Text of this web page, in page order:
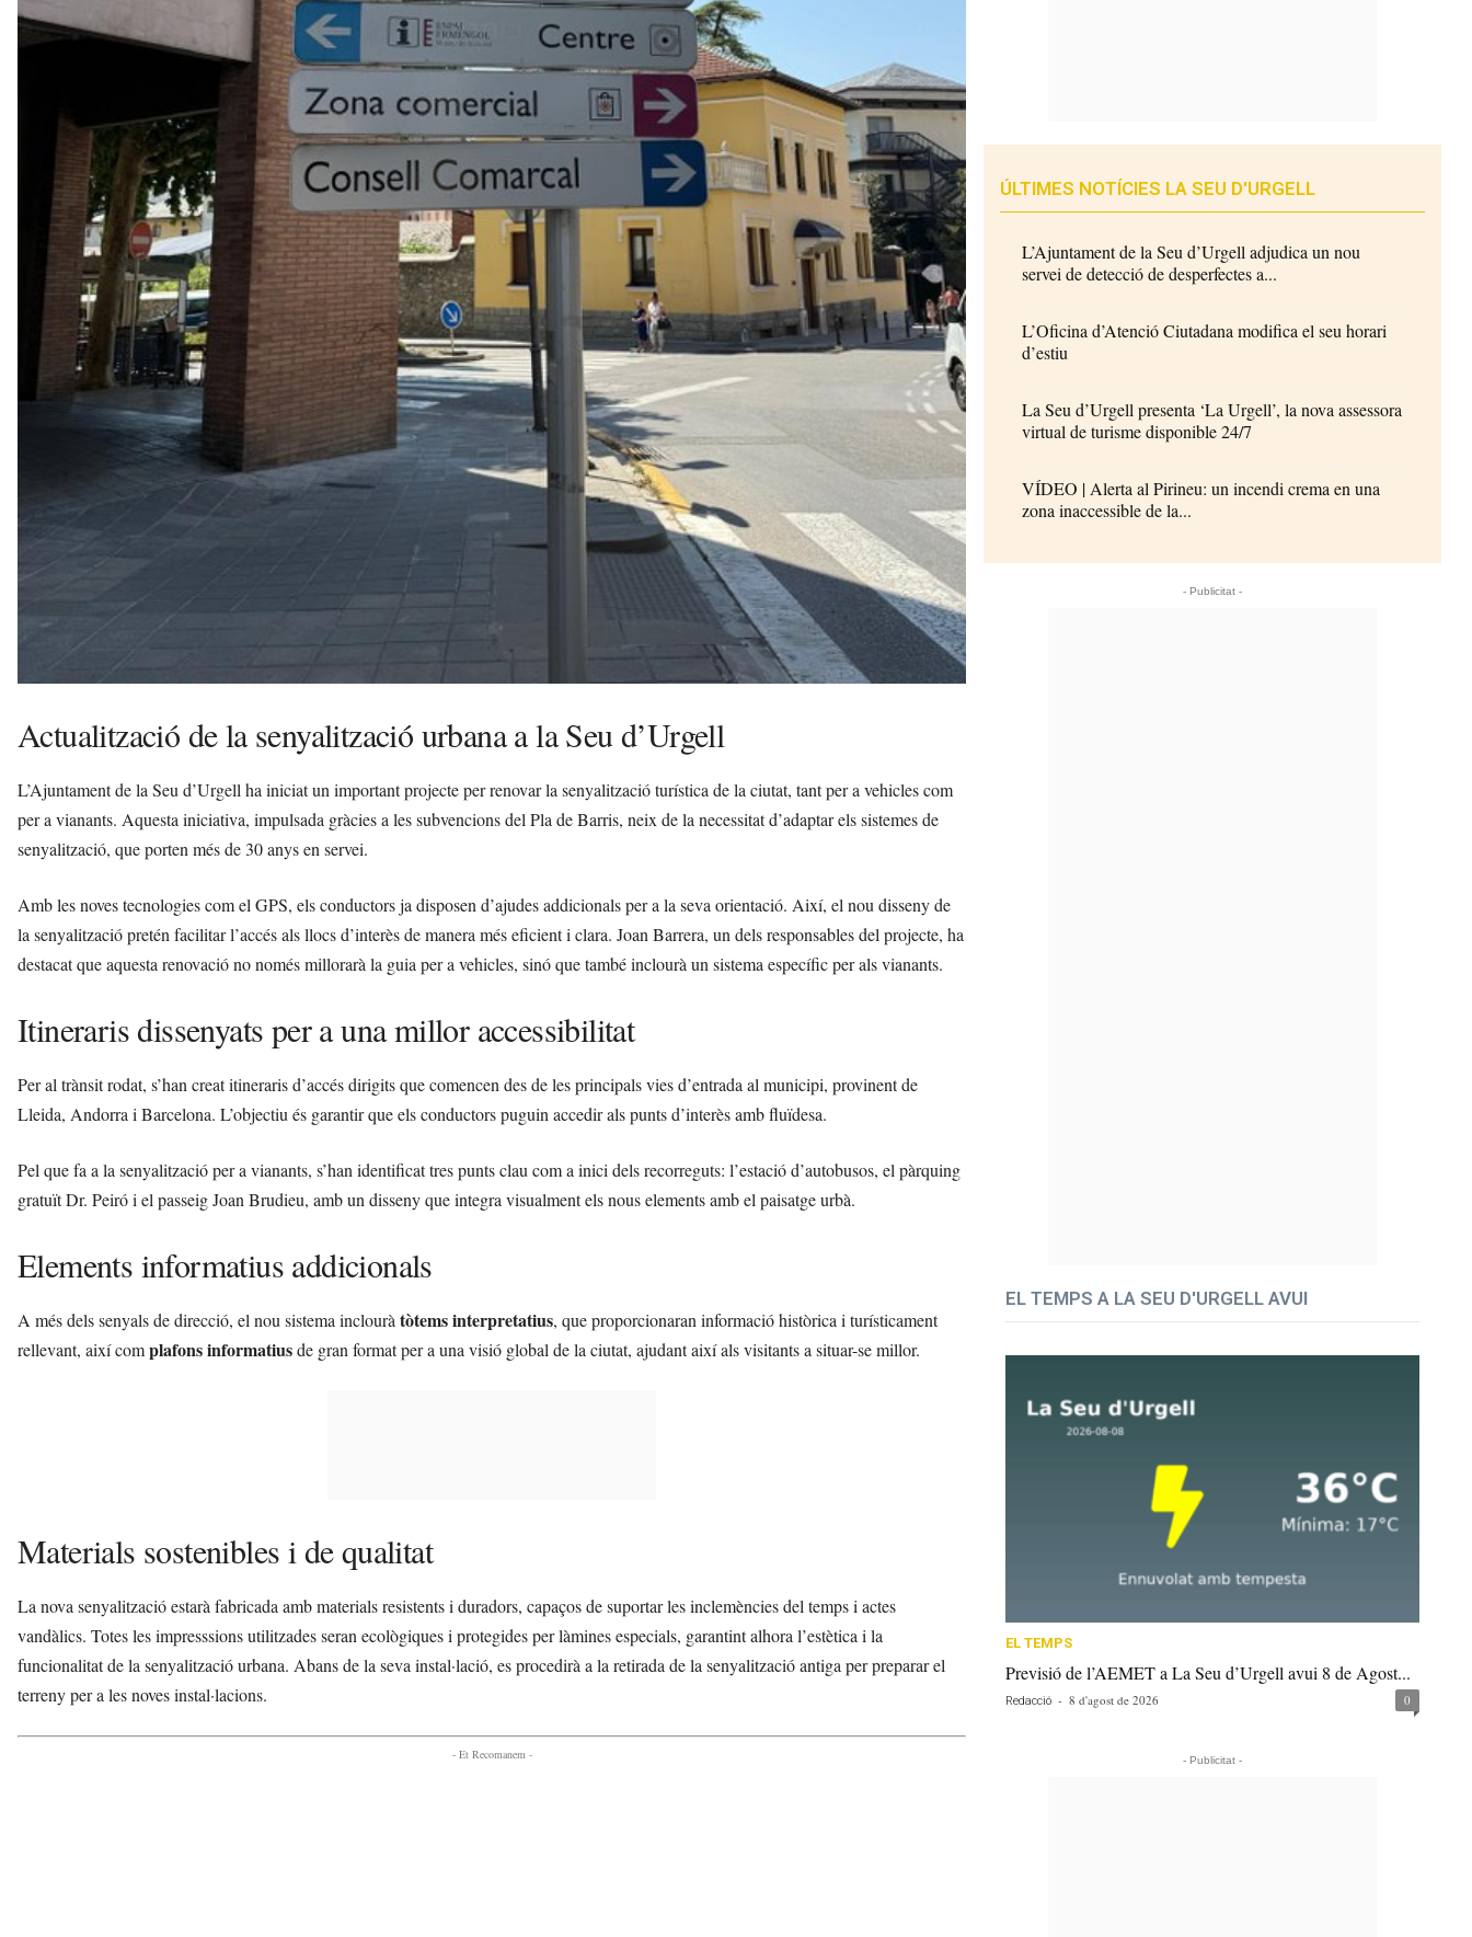
Actualització de la senyalització urbana a la Seu d’Urgell
L’Ajuntament de la Seu d’Urgell ha iniciat un important projecte per renovar la senyalització turística de la ciutat, tant per a vehicles com
per a vianants. Aquesta iniciativa, impulsada gràcies a les subvencions del Pla de Barris, neix de la necessitat d’adaptar els sistemes de
senyalització, que porten més de 30 anys en servei.
Amb les noves tecnologies com el GPS, els conductors ja disposen d’ajudes addicionals per a la seva orientació. Així, el nou disseny de
la senyalització pretén facilitar l’accés als llocs d’interès de manera més eficient i clara. Joan Barrera, un dels responsables del projecte, ha
destacat que aquesta renovació no només millorarà la guia per a vehicles, sinó que també inclourà un sistema específic per als vianants.
Itineraris dissenyats per a una millor accessibilitat
Per al trànsit rodat, s’han creat itineraris d’accés dirigits que comencen des de les principals vies d’entrada al municipi, provinent de
Lleida, Andorra i Barcelona. L’objectiu és garantir que els conductors puguin accedir als punts d’interès amb fluïdesa.
Pel que fa a la senyalització per a vianants, s’han identificat tres punts clau com a inici dels recorreguts: l’estació d’autobusos, el pàrquing
gratuït Dr. Peiró i el passeig Joan Brudieu, amb un disseny que integra visualment els nous elements amb el paisatge urbà.
Elements informatius addicionals
A més dels senyals de direcció, el nou sistema inclourà tòtems interpretatius, que proporcionaran informació històrica i turísticament
rellevant, així complafons informatiusde gran format per a una visió global de la ciutat, ajudant així als visitants a situar-se millor.
Materials sostenibles i de qualitat
La nova senyalització estarà fabricada amb materials resistents i duradors, capaços de suportar les inclemències del temps i actes
vandàlics. Totes les impresssions utilitzades seran ecològiques i protegides per làmines especials, garantint alhora l’estètica i la
funcionalitat de la senyalització urbana. Abans de la seva instal·lació, es procedirà a la retirada de la senyalització antiga per preparar el
terreny per a les noves instal·lacions.
- Et Recomanem -
ÚLTIMES NOTÍCIES LA SEU D'URGELL
L’Ajuntament de la Seu d’Urgell adjudica un nou
servei de detecció de desperfectes a...
L’Oficina d’Atenció Ciutadana modifica el seu horari
d’estiu
La Seu d’Urgell presenta ‘La Urgell’, la nova assessora
virtual de turisme disponible 24/7
VÍDEO | Alerta al Pirineu: un incendi crema en una
zona inaccessible de la...
- Publicitat -
EL TEMPS A LA SEU D'URGELL AVUI
EL TEMPS
Previsió de l’AEMET a La Seu d’Urgell avui 8 de Agost...
Redacció - 8 d'agost de 2026 0
- Publicitat -